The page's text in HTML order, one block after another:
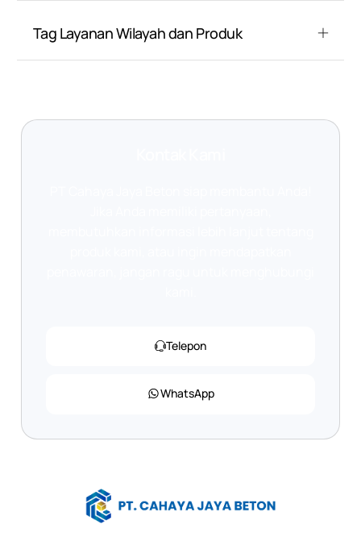
Tag Layanan Wilayah dan Produk
Telepon
WhatsApp